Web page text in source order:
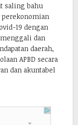
saling bahu
perekonomian
19 dengan
dan
daerah,
APBD secara
dan akuntabel